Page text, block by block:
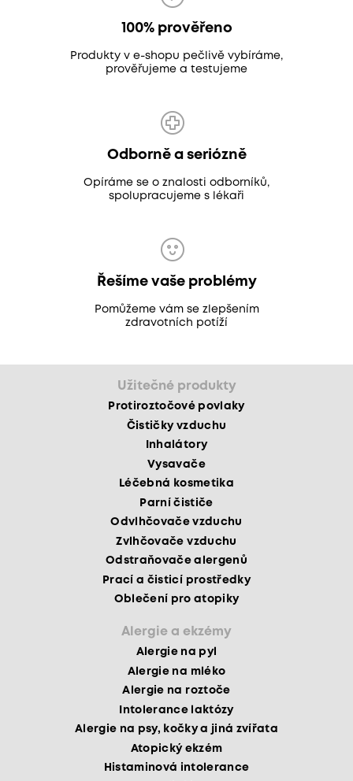
100% prověřeno
Produkty v e-shopu pečlivě vybíráme,
prověřujeme a testujeme
Odborně a seriózně
Opíráme se o znalosti odborníků,
spolupracujeme s lékaři
Řešíme vaše problémy
Pomůžeme vám se zlepšením
zdravotních potíží
Užitečné produkty
Protiroztočové povlaky
Čističky vzduchu
Inhalátory
Vysavače
Léčebná kosmetika
Parní čističe
Odvlhčovače vzduchu
Zvlhčovače vzduchu
Odstraňovače alergenů
Prací a čisticí prostředky
Oblečení pro atopiky
Alergie a ekzémy
Alergie na pyl
Alergie na mléko
Alergie na roztoče
Intolerance laktózy
Alergie na psy, kočky a jiná zvířata
Atopický ekzém
Histaminová intolerance